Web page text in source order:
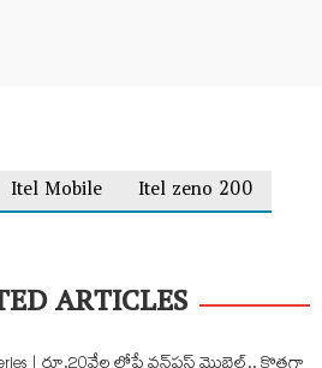
Itel Mobile
Itel zeno 200
ARTICLES